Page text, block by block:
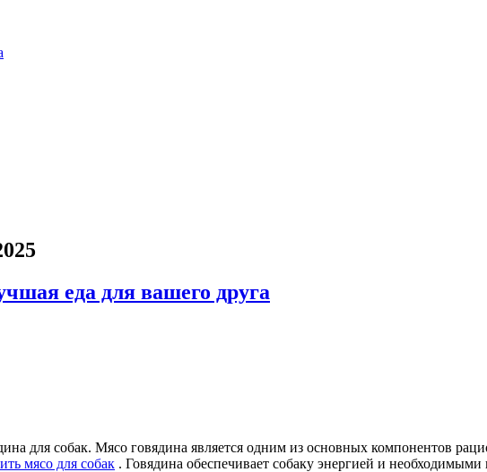
еда для вашего друга
для сoбaк. Мясо говядина является одним из основных компонентов
мясо для собак . Говядина обеспечивает собаку энергией и